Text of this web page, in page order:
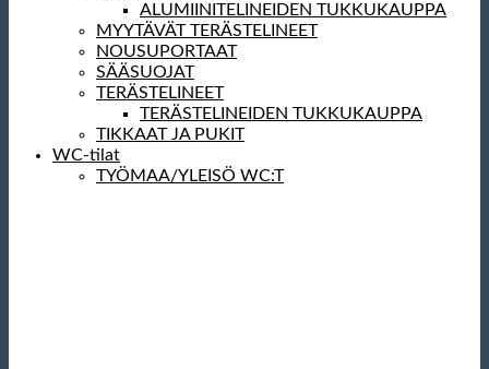
ALUMIINITELINEIDEN TUKKUKAUPPA
MYYTÄVÄT TERÄSTELINEET
NOUSUPORTAAT
SÄÄSUOJAT
TERÄSTELINEET
TERÄSTELINEIDEN TUKKUKAUPPA
TIKKAAT JA PUKIT
WC-tilat
TYÖMAA/YLEISÖ WC:T